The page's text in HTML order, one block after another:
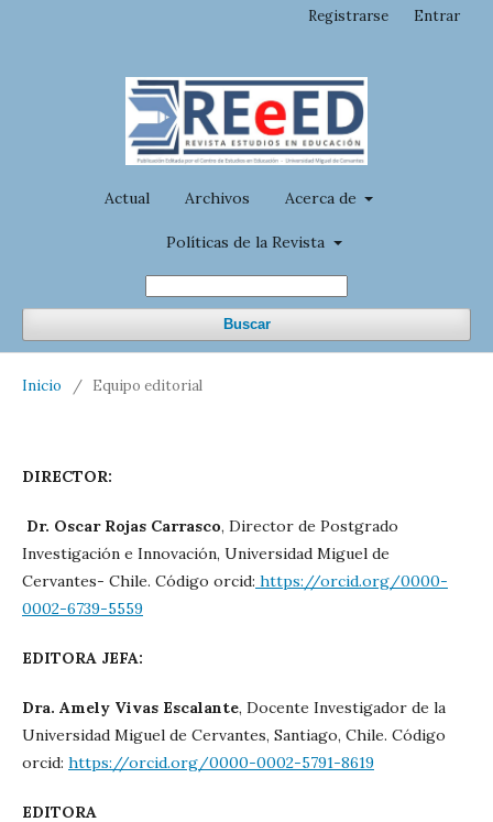
Actual Archivos Acerca de
Políticas de la Revista
Buscar
Registrarse Entrar
Inicio / Equipo editorial
DIRECTOR:
Dr. Oscar Rojas Carrasco, Director de Postgrado
Investigación e Innovación, Universidad Miguel de
Cervantes- Chile. Código orcid: https://orcid.org/0000-
0002-6739-5559
EDITORA JEFA:
Dra. Amely Vivas Escalante, Docente Investigador de la
Universidad Miguel de Cervantes, Santiago, Chile. Código
orcid: https://orcid.org/0000-0002-5791-8619
EDITORA